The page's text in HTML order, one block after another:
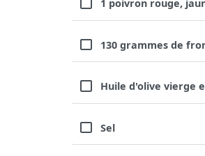
1 poivron rouge,
130 grammes de
Huile d'olive vierge
Sel